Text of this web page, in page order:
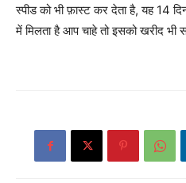
स्पीड को भी फ़ास्ट कर देता है, यह 14
में मिलता है आप चाहे तो इसको खरीद भी